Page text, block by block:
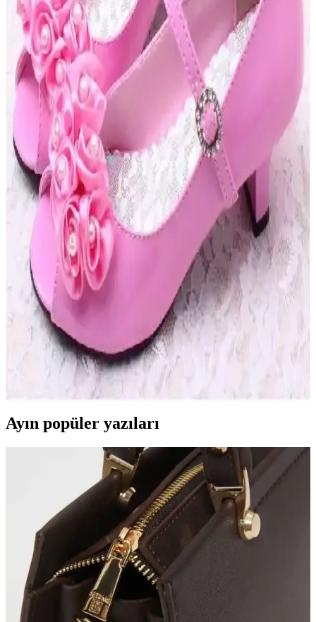
Erkek Çocuklar İçin Konforlu ve Şık Ayakkabı
Seçenekleri Analizi
Çocuk ayakkabılarında konfor ve şıklık, malzeme kalitesi ve
tasarımla birleşerek çocukların sağlığını ve özgüvenini artırır,
dayanıklı ve güvenli modeller öne çıkar.
Çocuklar İçin Güncel Spor Ayakkabıları ve Çanta
Trendleri Hakkında Bilgiler
Çocuklar ve gençler için tasarlanan spor ayakkabıları ve çantalar,
teknolojik özellikler, estetik tasarım ve fonksiyonellik ile öne çıkıyor.
Bu ürünler, hareketli yaşam tarzını desteklerken kişisel tarzı
yansıtıyor.
Günlük Kullanım İçin Çocuk Ayakkabısı Seçerken
Dikkat Edilmesi Gerekenler
Çocuklar için uygun ayakkabı seçimi, konfor ve ayak sağlığı
açısından kritik. Malzeme, beden ve dayanıklılık gibi faktörlere
dikkat ederek sağlıklı gelişimi destekleyin.
Kız Çocukları İçin Şık ve Rahat Hediye Ayakkabı
Modelleri Hakkında Bilgiler ve Trendler
Kız çocukları için uygun şık ayakkabı modelleri, kullanım alanları
ve trendler hakkında detaylı bilgiler içerir. Rahatlık ve estetiği bir
arada sunan seçeneklerle hediye tercihlerinizi yapın.
Ayın popüler yazıları